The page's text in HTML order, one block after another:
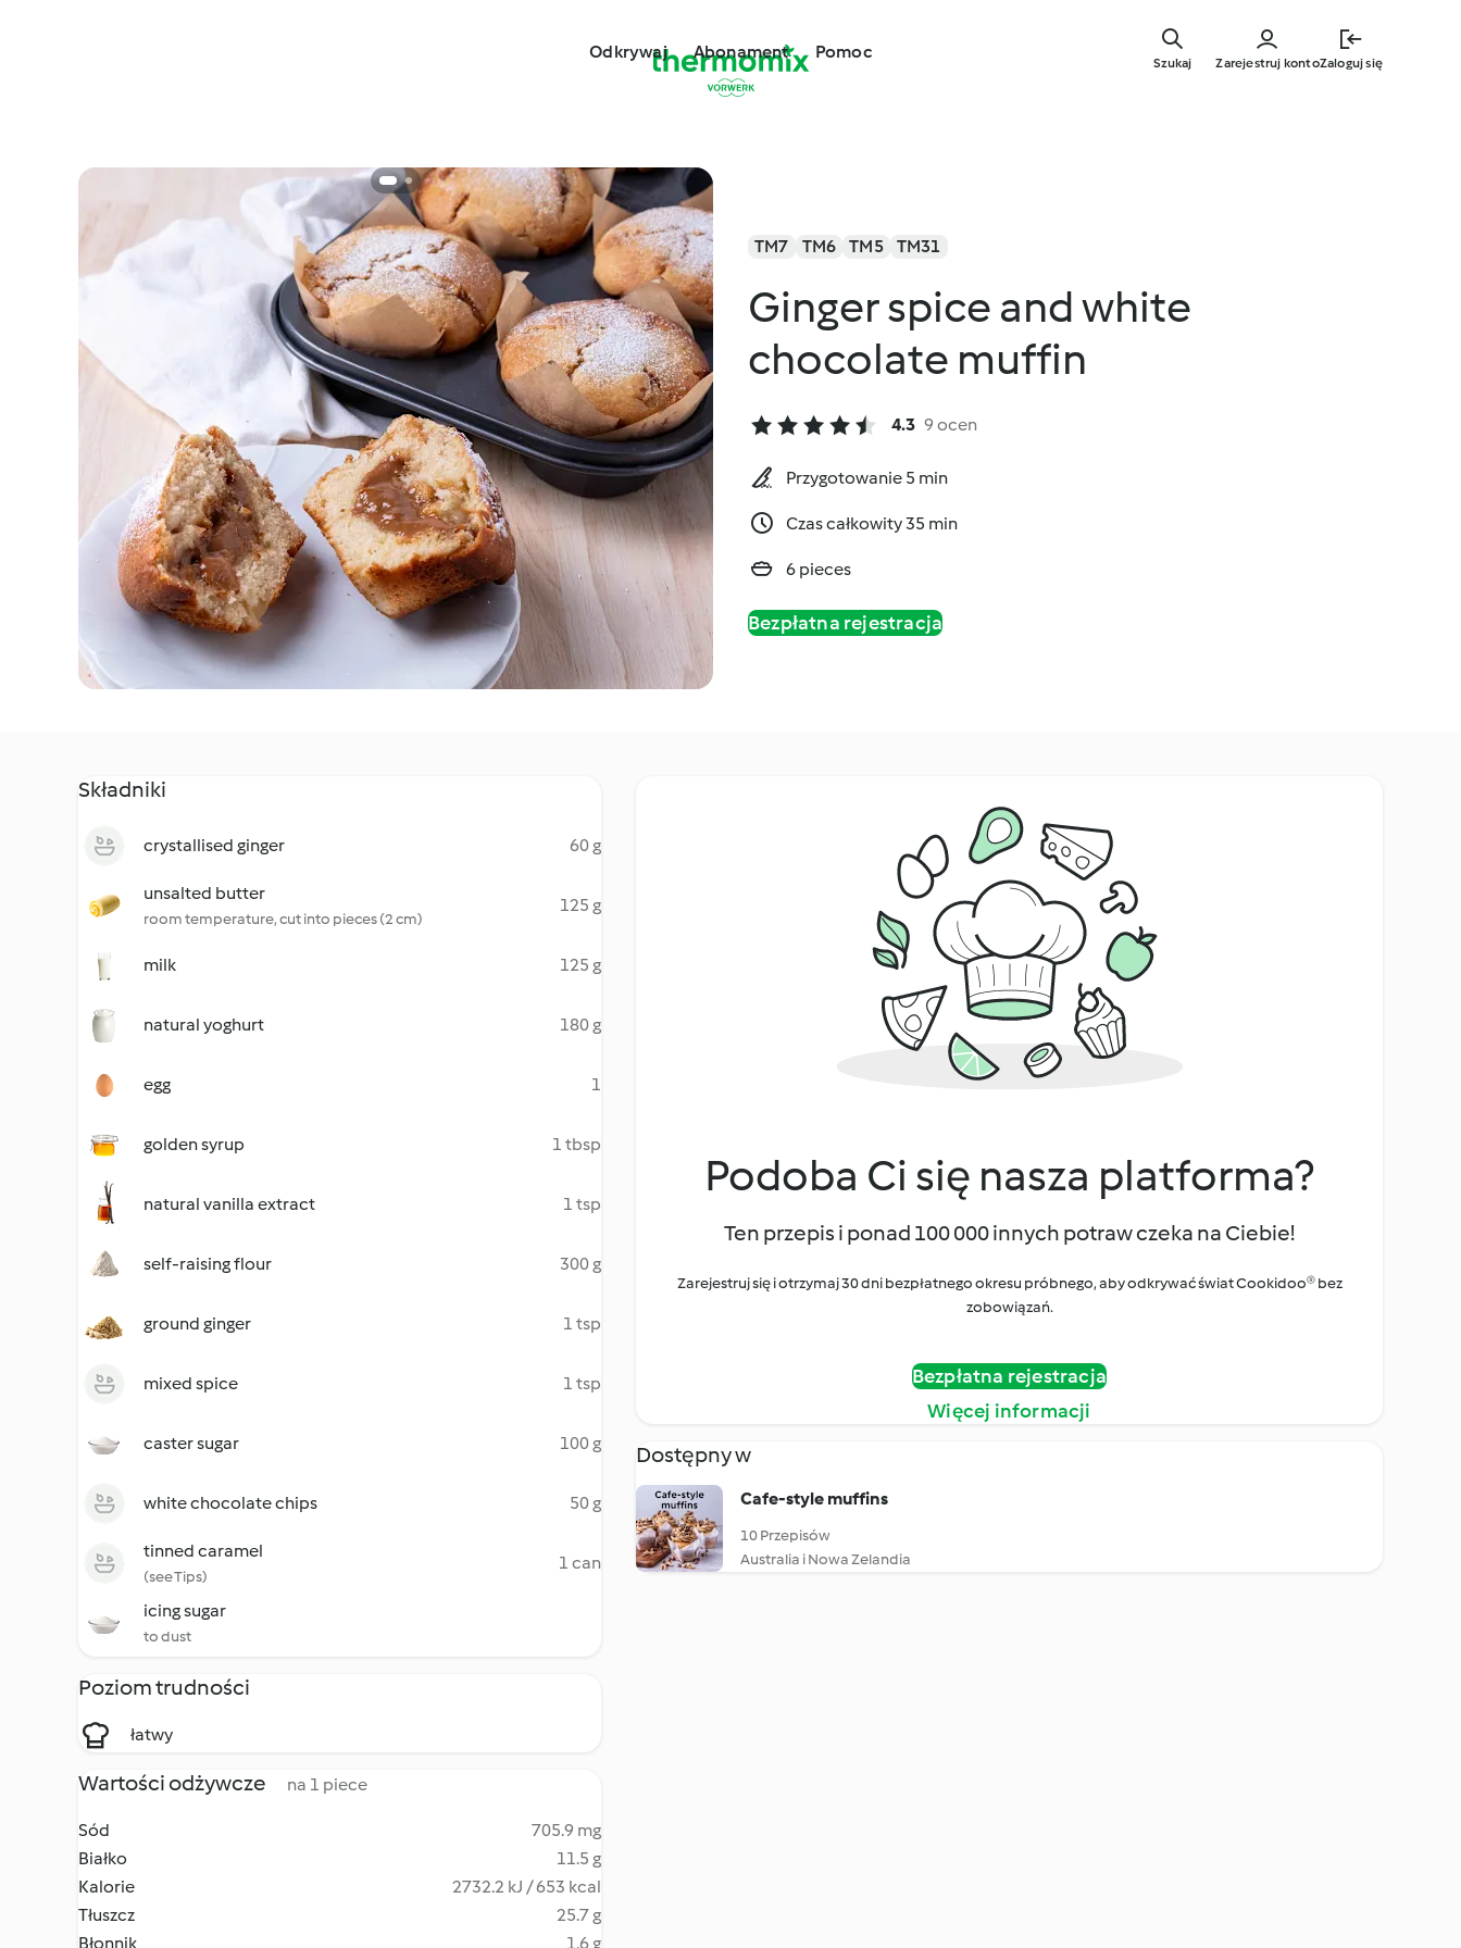
głównej
Odkrywaj Abonament Pomoc
Zarejestruj kontoZaloguj się
Szukaj
TM7 TM6 TM5 TM31
Ginger spice and white
chocolate muffin
4.3 9 ocen
Przygotowanie 5 min
Czas całkowity 35 min
6 pieces
Bezpłatna rejestracja
Składniki
crystallised ginger 60 g
unsalted butter
room temperature, cut into pieces (2 cm)
125 g
milk 125 g
natural yoghurt 180 g
egg 1
golden syrup 1 tbsp
natural vanilla extract 1 tsp
self-raising flour 300 g
ground ginger 1 tsp
mixed spice 1 tsp
caster sugar 100 g
white chocolate chips 50 g
tinned caramel
(see Tips)
1 can
icing sugar
to dust
Poziom trudności
łatwy
Wartości odżywcze na 1 piece
Sód
705.9 mg
Białko
11.5 g
Kalorie
2732.2 kJ / 653 kcal
Tłuszcz
25.7 g
Błonnik
1.6 g
Podoba Ci się nasza platforma?
Ten przepis i ponad 100 000 innych potraw czeka na Ciebie!
Zarejestruj się i otrzymaj 30 dni bezpłatnego okresu próbnego, aby odkrywać świat Cookidoo® bez
zobowiązań.
Bezpłatna rejestracja
Więcej informacji
Dostępny w
Cafe-style muffins
10 Przepisów
Australia i Nowa Zelandia